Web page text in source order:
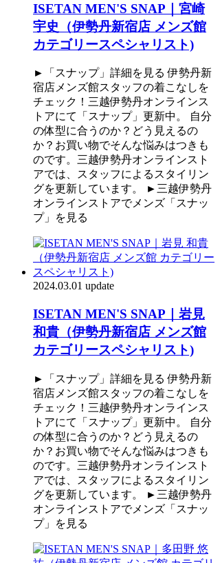
ISETAN MEN'S SNAP｜宮崎
宇史（伊勢丹新宿店 メンズ館
カテゴリースペシャリスト)
►「スナップ」詳細を見る 伊勢丹新
宿店メンズ館スタッフの着こなしを
チェック！三越伊勢丹オンラインス
トアにて「スナップ」更新中。 自分
の体型に合うのか？どう見えるの
か？お買い物でそんな悩みはつきも
のです。三越伊勢丹オンラインスト
アでは、スタッフによるスタイリン
グを更新しています。 ►三越伊勢丹
オンラインストアでメンズ「スナッ
プ」を見る
2024.03.01 update
ISETAN MEN'S SNAP｜岩見
和貴（伊勢丹新宿店 メンズ館
カテゴリースペシャリスト)
►「スナップ」詳細を見る 伊勢丹新
宿店メンズ館スタッフの着こなしを
チェック！三越伊勢丹オンラインス
トアにて「スナップ」更新中。 自分
の体型に合うのか？どう見えるの
か？お買い物でそんな悩みはつきも
のです。三越伊勢丹オンラインスト
アでは、スタッフによるスタイリン
グを更新しています。 ►三越伊勢丹
オンラインストアでメンズ「スナッ
プ」を見る